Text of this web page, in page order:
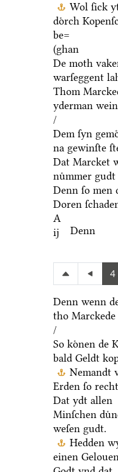
Wol ſick
doͤrch
be=
(ghan
De moth
warſeggent
Thom
yderman
/
Dem ſyn
na gewinſte
Dat Marcket
nuͤmmer
Denn ſo men
Doren
A
ij
Denn
4
Denn wenn
tho
/
So koͤnen de
bald Geldt
Nemandt
Erden ſo
Dat ydt allen
Minſchen
weſen gudt.
Hedden
einen